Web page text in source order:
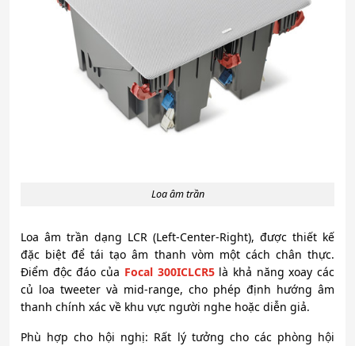
Loa âm trần
Loa âm trần dạng LCR (Left-Center-Right), được thiết kế
đặc biệt để tái tạo âm thanh vòm một cách chân thực.
Điểm độc đáo của Focal 300ICLCR5là khả năng xoay các
củ loa tweeter và mid-range, cho phép định hướng âm
thanh chính xác về khu vực người nghe hoặc diễn giả.
Phù hợp cho hội nghị: Rất lý tưởng cho các phòng hội